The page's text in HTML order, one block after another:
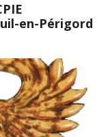
en-Périgord